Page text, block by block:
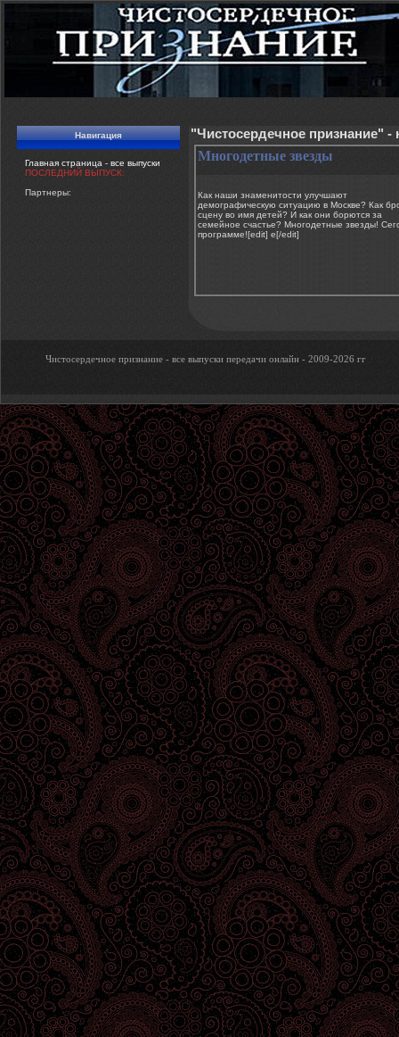
Навигация
Главная страница - все выпуски
ПОСЛЕДНИЙ ВЫПУСК:
Партнеры:
"Чистосердечное признание"
Многодетные звезды
Как наши знаменитости улучшают
демографическую ситуацию в Москве? Как
сцену во имя детей? И как они борются за
семейное счастье? Многодетные звезды!
программе![edit] e[/edit]
Чистосердечное признание - все выпуски передачи онлайн - 2009-2026 гг